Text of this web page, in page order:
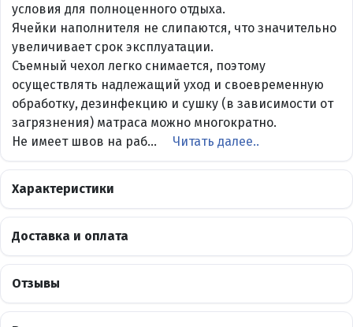
условия для полноценного отдыха.
Ячейки наполнителя не слипаются, что значительно
увеличивает срок эксплуатации.
Съемный чехол легко снимается, поэтому
осуществлять надлежащий уход и своевременную
обработку, дезинфекцию и сушку (в зависимости от
загрязнения) матраса можно многократно.
Не имеет швов на раб...
Читать далее..
Характеристики
Доставка и оплата
Отзывы